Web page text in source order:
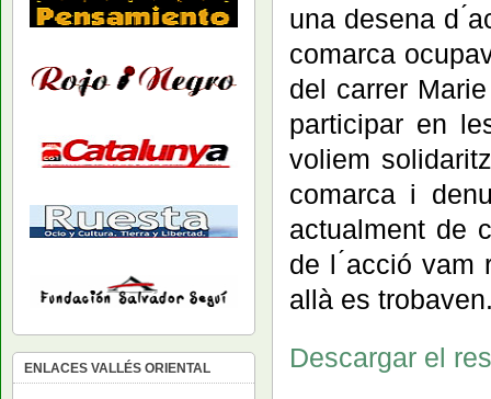
una desena d
comarca
del carrer
participar en
voliem
comarca i
actualment de
de l ́acció vam
allà es
Descargar el
ENLACES VALLÉS ORIENTAL